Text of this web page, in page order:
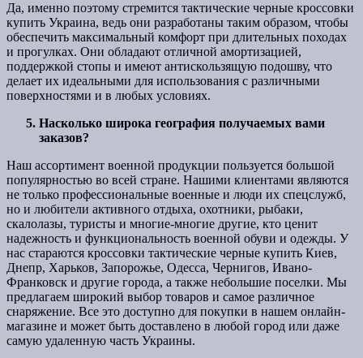
Да, именно поэтому стремится тактические черные кроссовки
купить Украина, ведь они разработаны таким образом, чтобы
обеспечить максимальный комфорт при длительных походах
и прогулках. Они обладают отличной амортизацией,
поддержкой стопы и имеют антискользящую подошву, что
делает их идеальными для использования с различными
поверхностями и в любых условиях.
Насколько широка география получаемых вами
заказов?
Наш ассортимент военной продукции пользуется большой
популярностью во всей стране. Нашими клиентами являются
не только профессиональные военные и люди их спецслужб,
но и любители активного отдыха, охотники, рыбаки,
скалолазы, туристы и многие-многие другие, кто ценит
надежность и функциональность военной обуви и одежды. У
нас стараются кроссовки тактические черные купить Киев,
Днепр, Харьков, Запорожье, Одесса, Чернигов, Ивано-
Франковск и другие города, а также небольшие поселки. Мы
предлагаем широкий выбор товаров и самое различное
снаряжение. Все это доступно для покупки в нашем онлайн-
магазине и может быть доставлено в любой город или даже
самую удаленную часть Украины.